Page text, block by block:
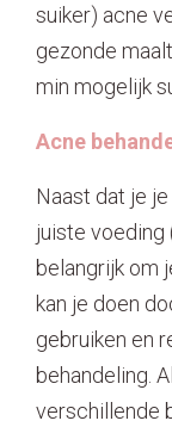
suiker) acne
gezonde
min mogelijk
Acne
Naast dat je
juiste voeding
belangrijk om
kan je doen
gebruiken en
behandeling.
verschillende